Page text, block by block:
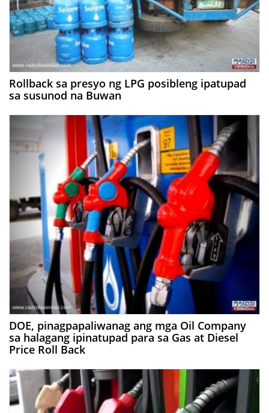
Rollback sa presyo ng LPG posibleng ipatupad
sa susunod na Buwan
DOE, pinagpapaliwanag ang mga Oil Company
sa halagang ipinatupad para sa Gas at Diesel
Price Roll Back